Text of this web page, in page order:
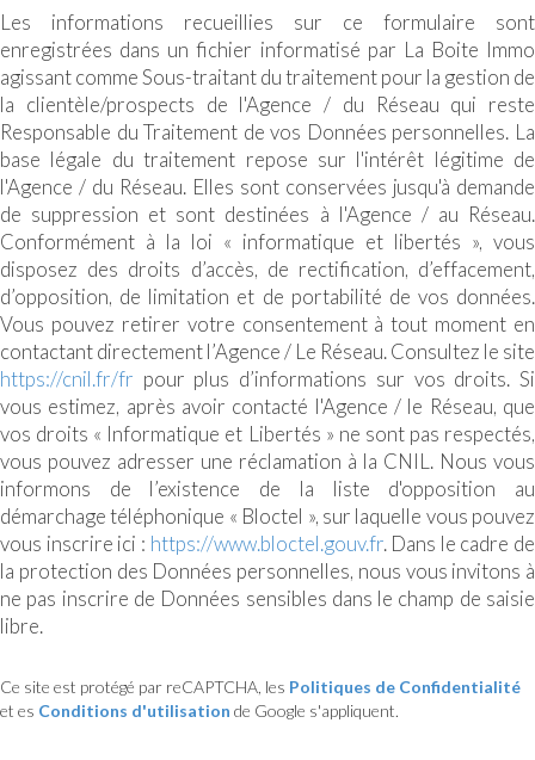
Les informations recueillies sur ce formulaire sont
enregistrées dans un fichier informatisé par La Boite Immo
agissant comme Sous-traitant du traitement pour la gestion de
la clientèle/prospects de l'Agence / du Réseau qui reste
Responsable du Traitement de vos Données personnelles. La
base légale du traitement repose sur l'intérêt légitime de
l'Agence / du Réseau. Elles sont conservées jusqu'à demande
de suppression et sont destinées à l'Agence / au Réseau.
Conformément à la loi « informatique et libertés », vous
disposez des droits d’accès, de rectification, d’effacement,
d’opposition, de limitation et de portabilité de vos données.
Vous pouvez retirer votre consentement à tout moment en
contactant directement l’Agence / Le Réseau. Consultez le site
https://cnil.fr/fr pour plus d’informations sur vos droits. Si
vous estimez, après avoir contacté l'Agence / le Réseau, que
vos droits « Informatique et Libertés » ne sont pas respectés,
vous pouvez adresser une réclamation à la CNIL. Nous vous
informons de l’existence de la liste d'opposition au
démarchage téléphonique « Bloctel », sur laquelle vous pouvez
vous inscrire ici : https://www.bloctel.gouv.fr. Dans le cadre de
la protection des Données personnelles, nous vous invitons à
ne pas inscrire de Données sensibles dans le champ de saisie
libre.
Ce site est protégé par reCAPTCHA, les Politiques de Confidentialité
et es Conditions d'utilisation de Google s'appliquent.